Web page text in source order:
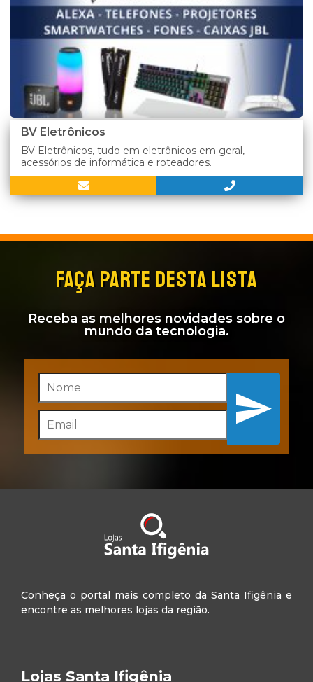
BV Eletrônicos
BV Eletrônicos, tudo em eletrônicos em geral,
acessórios de informática e roteadores.
FAÇA PARTE DESTA LISTA
Receba as melhores novidades sobre o
mundo da tecnologia.
Inscreva-se
Conheça o portal mais completo da Santa Ifigênia e
encontre as melhores lojas da região.
Lojas Santa Ifigênia